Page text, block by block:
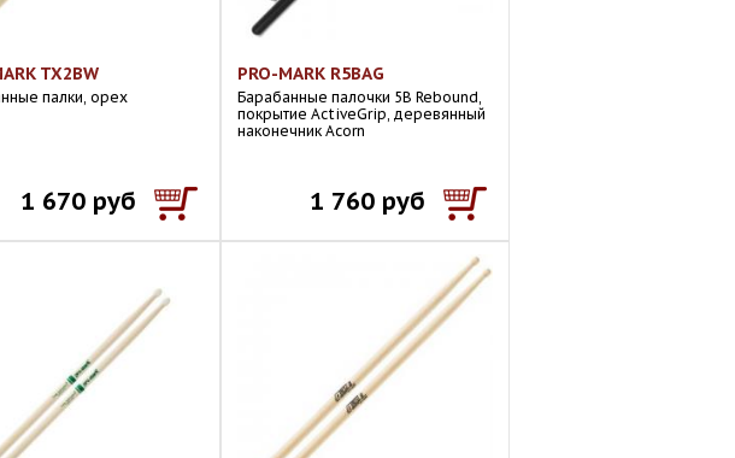
TX2BW
палки, орех
1 670 руб
PRO-MARK R5BAG
Барабанные палочки 5B Rebound,
покрытие ActiveGrip, деревянный
наконечник Acorn
1 760 руб